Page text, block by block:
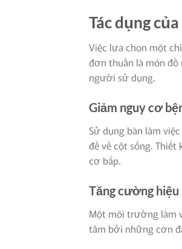
Tác dụng
Việc lựa chọn một
đơn thuần là món đồ
người sử dụng.
Giảm nguy cơ
Sử dụng bàn làm việc
đề về cột sống.
cơ bắp.
Tăng cường
Một môi trường làm
tâm bởi những cơn